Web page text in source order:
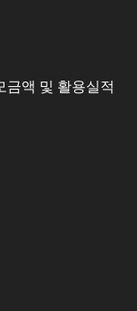
금액 및 활용실적